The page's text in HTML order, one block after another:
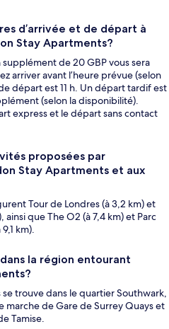
d’arrivée et de départ à
Stay Apartments?
supplément de 20 GBP vous sera
arriver avant l’heure prévue (selon
départ est 11 h. Un départ tardif est
(selon la disponibilité).
express et le départ sans contact
proposées par
Stay Apartments et aux
Tour de Londres (à 3,2 km) et
ainsi que The O2 (à 7,4 km) et Parc
km).
la région entourant
trouve dans le quartier Southwark,
marche de Gare de Surrey Quays et
Tamise.